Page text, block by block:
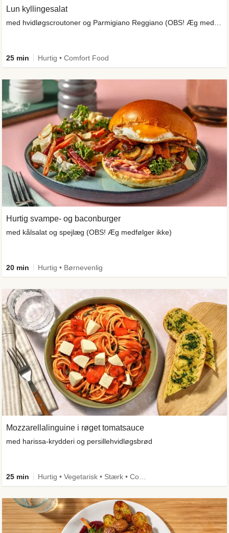
Lun kyllingesalat
25 min Hurtig • Comfort Food
Hurtig svampe- og baconburger
med kålsalat og spejlæg (OBS! Æg medfølger ikke)
20 min Hurtig • Børnevenlig
Mozzarellalinguine i røget tomatsauce
med harissa-krydderi og persillehvidløgsbrød
25 min